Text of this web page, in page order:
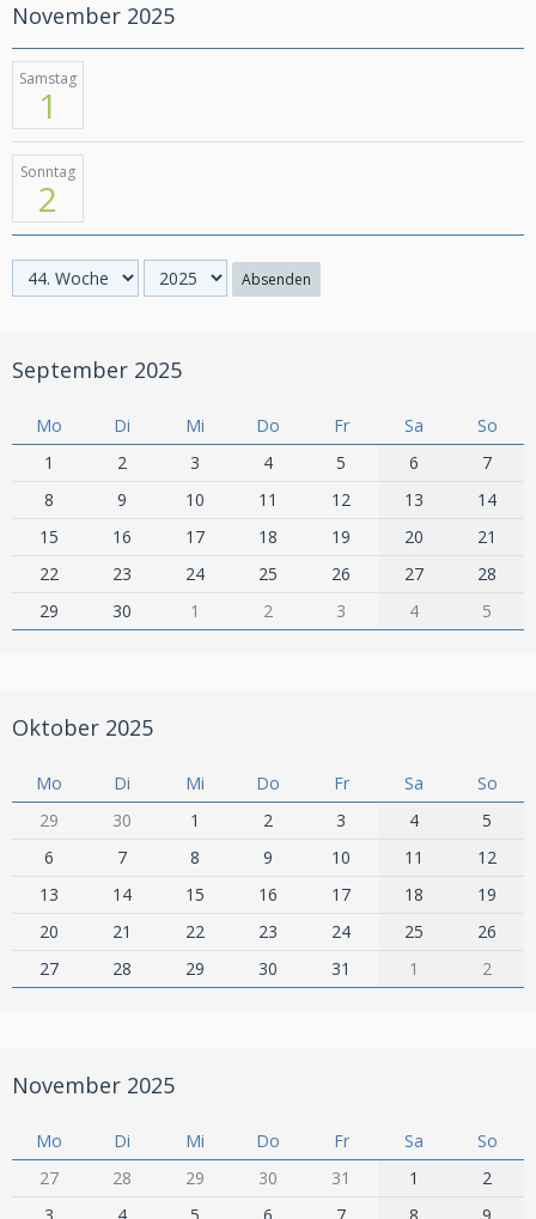
November 2025
Samstag
1
Sonntag
2
Absenden
September 2025
Mo Di Mi Do Fr Sa
So
1
2 3 4 5 6
7
8
9 10 11 12 13
14
15
16 17 18 19 20
21
22
23 24 25 26 27
28
29
30 1 2 3 4 5
Oktober 2025
Mo Di Mi Do Fr Sa
So
29
30 1 2 3 4
5
6
7 8 9 10 11
12
13
14 15 16 17 18
19
20
21 22 23 24 25
26
27
28 29 30 31 1 2
November 2025
Mo Di Mi Do Fr Sa
So
27
28 29 30 31 1
2